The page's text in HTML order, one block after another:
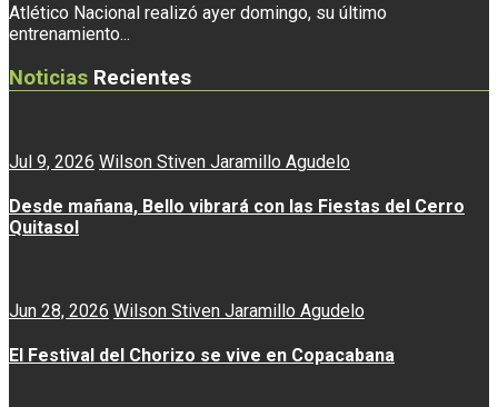
Atlético Nacional realizó ayer domingo, su último
entrenamiento...
Noticias Recientes
Jul 9, 2026 Wilson Stiven Jaramillo Agudelo
Desde mañana, Bello vibrará con las Fiestas del Cerro
Quitasol
Jun 28, 2026 Wilson Stiven Jaramillo Agudelo
El Festival del Chorizo se vive en Copacabana